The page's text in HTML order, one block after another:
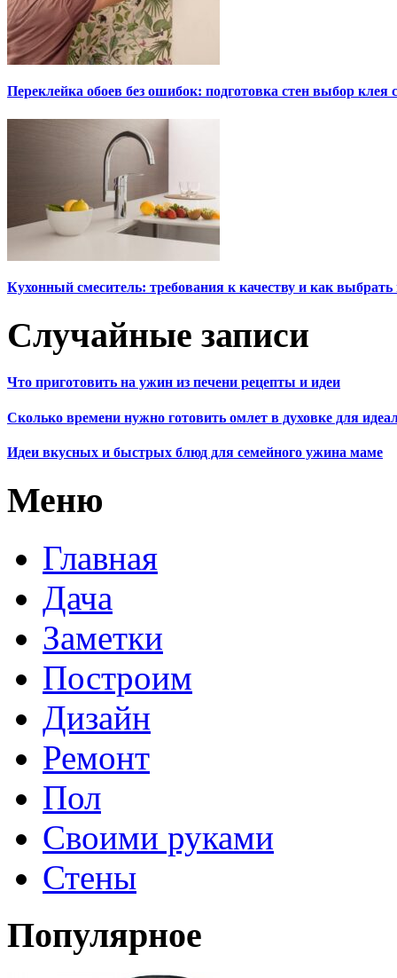
Переклейка обоев без ошибок: подготовка стен выбор клея
Кухонный смеситель: требования к качеству и как
Случайные записи
Что приготовить на ужин из печени рецепты и идеи
Сколько времени нужно готовить омлет в духовке для
Идеи вкусных и быстрых блюд для семейного ужина маме
Меню
Главная
Дача
Заметки
Построим
Дизайн
Ремонт
Пол
Своими руками
Стены
Популярное